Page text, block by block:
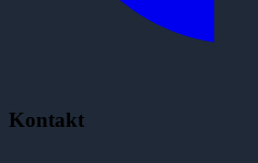
Kontakt